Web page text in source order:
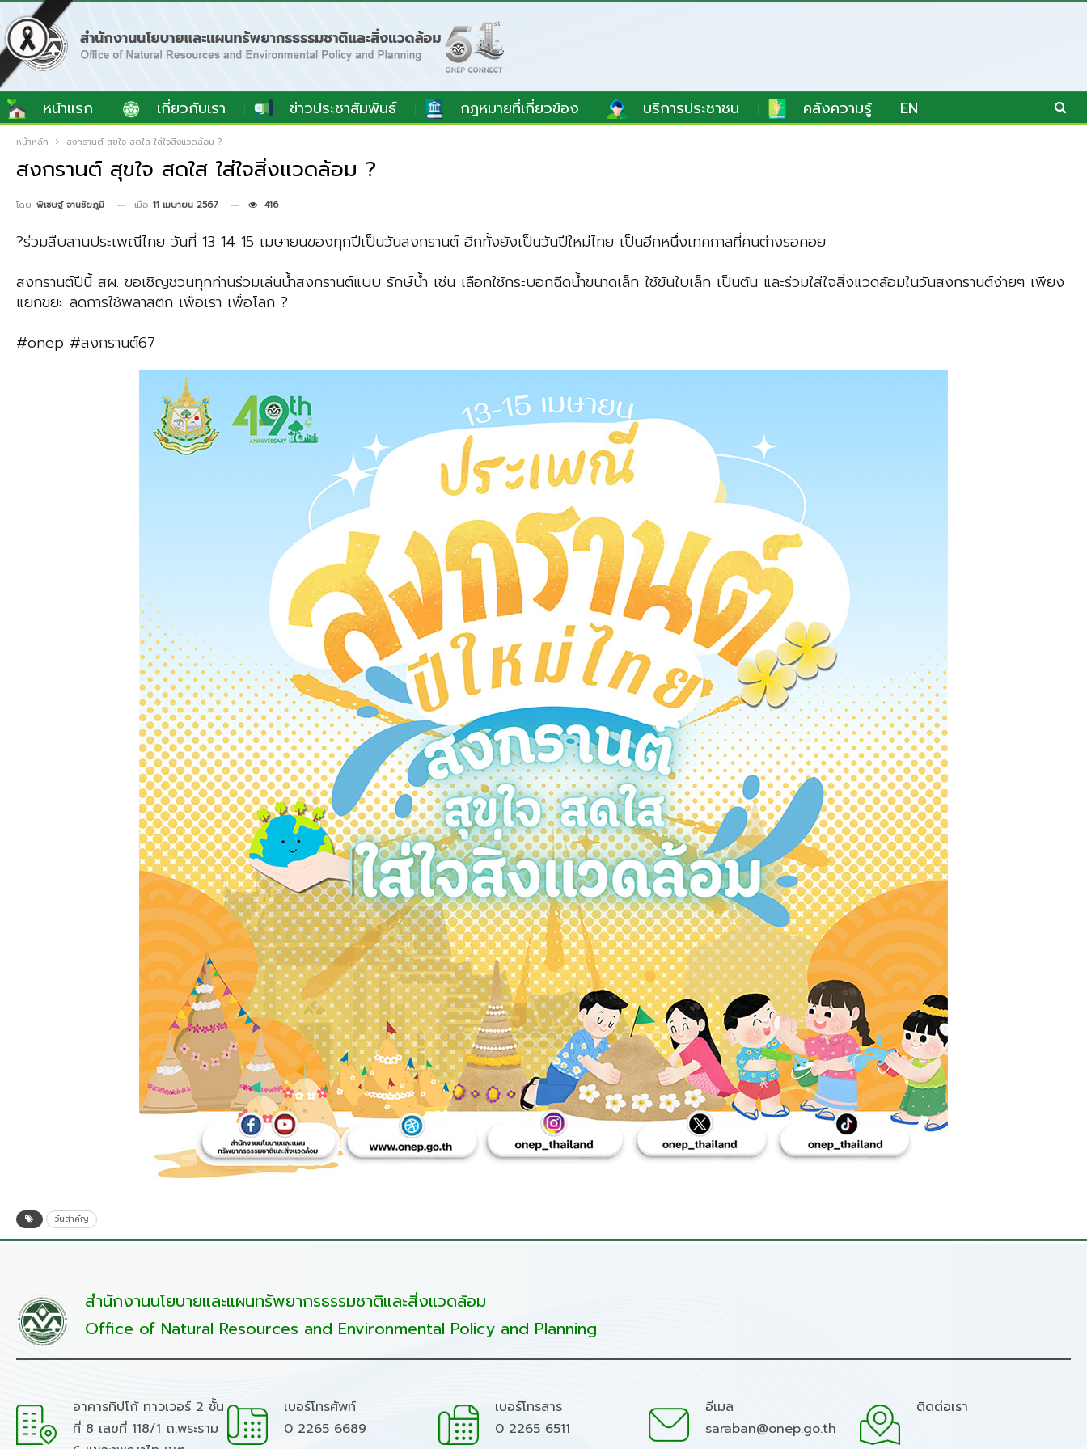
หน้าแรก เกี่ยวกับเรา ข่าวประชาสัมพันธ์ กฎหมายที่เกี่ยวข้อง บริการประชาชน คลังความรู้ EN
หน้าหลัก สงกรานต์ สุขใจ สดใส ใส่ใจสิ่งแวดล้อม ?
สงกรานต์ สุขใจ สดใส ใส่ใจสิ่งแวดล้อม ?
โดย พิเชษฐ์ จานชัยภูมิ เมื่อ 11 เมษายน 2567 416
?ร่วมสืบสานประเพณีไทย วันที่ 13 14 15 เมษายนของทุกปีเป็นวันสงกรานต์ อีกทั้งยังเป็นวันปีใหม่ไทย เป็นอีกหนึ่งเทศกาลที่คนต่างรอคอย
สงกรานต์ปีนี้ สผ. ขอเชิญชวนทุกท่านร่วมเล่นน้ำสงกรานต์แบบ รักษ์น้ำ เช่น เลือกใช้กระบอกฉีดน้ำขนาดเล็ก ใช้ขันใบเล็ก เป็นต้น และร่วมใส่ใจสิ่งแวดล้อมในวันสงกรานต์ง่ายๆ เพียง
แยกขยะ ลดการใช้พลาสติก เพื่อเรา เพื่อโลก ?
#onep #สงกรานต์67
วันสำคัญ
สำนักงานนโยบายและแผนทรัพยากรธรรมชาติและสิ่งแวดล้อม
Office of Natural Resources and Environmental Policy and Planning
อาคารทิปโก้ ทาวเวอร์ 2 ชั้น
ที่ 8 เลขที่ 118/1 ถ.พระราม
เบอร์โทรศัพท์
0 2265 6689
เบอร์โทรสาร
0 2265 6511
อีเมล
saraban@onep.go.th
ติดต่อเรา